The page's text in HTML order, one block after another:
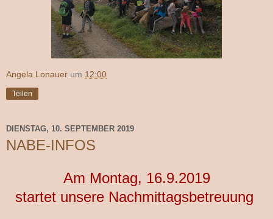
Angela Lonauer um 12:00
Teilen
DIENSTAG, 10. SEPTEMBER 2019
NABE-INFOS
Am Montag, 16.9.2019
startet unsere Nachmittagsbetreuung